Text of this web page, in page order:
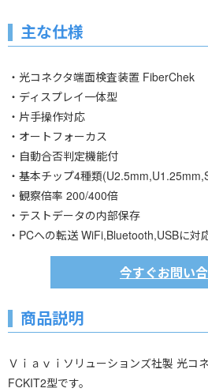
主な仕様
・光コネクタ端面検査装置 FiberChek
・ディスプレイ一体型
・片手操作対応
・オートフォーカス
・自動合否判定機能付
・基本チップ4種類
・観察倍率 200/400倍
・テストデータの内部保存
・PCへの転送 WiFi,Bluetooth,USBに対
今すぐお問い
商品説明
Ｖｉａｖｉソリューションズ社製 光コ
FCKIT2型です。